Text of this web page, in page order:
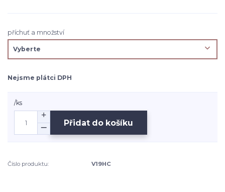
příchuť a množství
Nejsme plátci DPH
/ks
Přidat do košíku
Číslo produktu: V19HC